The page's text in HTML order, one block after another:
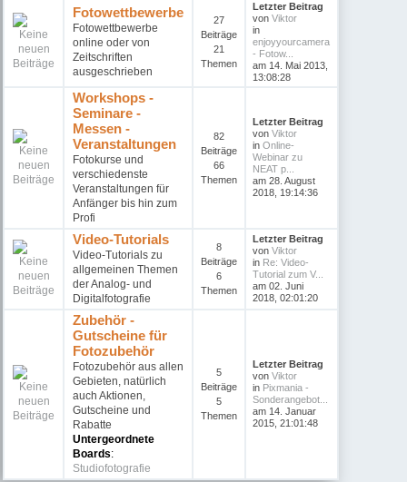
Fotowettbewerbe
Fotowettbewerbe
online oder von
Zeitschriften
ausgeschrieben
27
Beiträge
21
Themen
Letzter Beitrag
vonViktor
in
enjoyyourcamera
- Fotow...
am 14. Mai 2013,
13:08:28
Workshops -
Seminare -
Messen -
Veranstaltungen
Fotokurse und
verschiedenste
Veranstaltungen für
Anfänger bis hin zum
Profi
82
Beiträge
66
Themen
Letzter Beitrag
vonViktor
inOnline-
Webinar zu
NEAT p...
am 28. August
2018, 19:14:36
Video-Tutorials
Video-Tutorials zu
allgemeinen Themen
der Analog- und
Digitalfotografie
8
Beiträge
6
Themen
Letzter Beitrag
vonViktor
in Re: Video-
Tutorial zum V...
am 02. Juni
2018, 02:01:20
Zubehör -
Gutscheine für
Fotozubehör
Fotozubehör aus allen
Gebieten, natürlich
auch Aktionen,
Gutscheine und
Rabatte
Untergeordnete
Boards:
Studiofotografie
5
Beiträge
5
Themen
Letzter Beitrag
vonViktor
in Pixmania -
Sonderangebot...
am 14. Januar
2015, 21:01:48